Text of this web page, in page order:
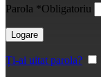
Parola *Obligatoriu
Logare
Ți-ai uitat parola?